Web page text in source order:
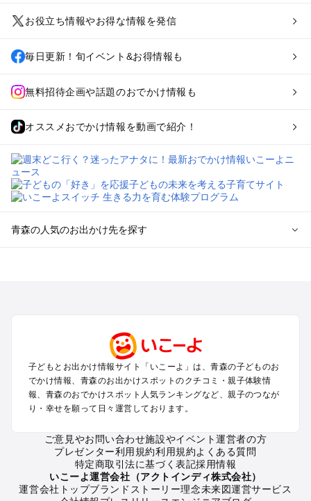
お役立ち情報やお得な情報を発信
毎日更新！旬イベント&お得情報も
無料招待企画や話題のおでかけ情報も
オススメおでかけ情報を動画で紹介！
青森の人気のお出かけ先を探す
三沢・下北半島・恐山・大間崎のプールお出かけ
青森の定番お出かけスポット
青森の遊園地
青森の動物園
青森の釣り
青森の牧場
青森のプール
青森のアスレチック
子どもとお出かけ情報サイト「いこーよ」は、青森の子どものお
でかけ情報、青森のお出かけスポットのクチコミ・親子体験情
報、青森のおでかけスポット人気ランキングなど、親子のつなが
り・幸せを願って日々運営しております。
ご意見やお問い合わせ施設やイベント運営者の方
プレゼンター利用規約利用規約よくある質問
特定商取引法に基づく表記採用情報
いこーよ運営会社（アクトインディ株式会社）
運営会社トップブランドストーリー理念未来図運営サービス